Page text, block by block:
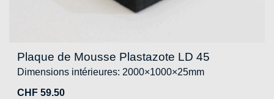
Plaque de Mousse Plastazote LD 45
Dimensions intérieures: 2000×1000×25mm
CHF 59.50